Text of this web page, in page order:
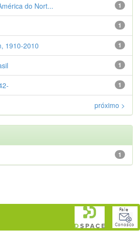
1
do Nort...
1
1
1910-2010
1
1
próximo >
1